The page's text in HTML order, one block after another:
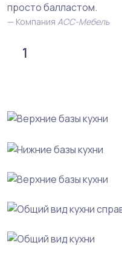
просто балластом.
Компания АСС-Мебель
1